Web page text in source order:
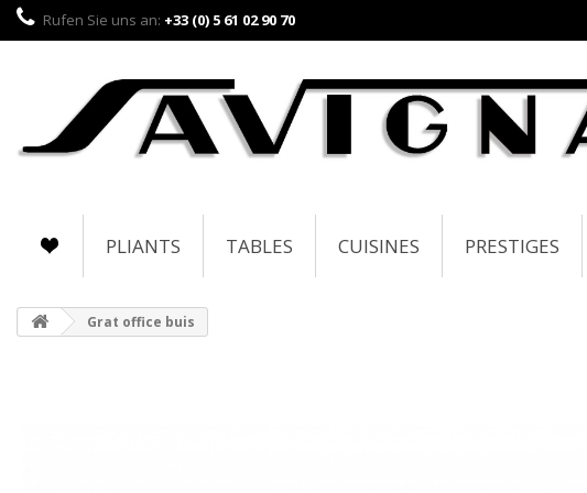
Rufen Sie uns an: +33 (0) 5 61 02 90 70
PLIANTS TABLES CUISINES PRESTIGES
Grat office buis